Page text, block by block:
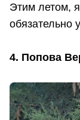
Этим летом,
обязательно
4. Попова